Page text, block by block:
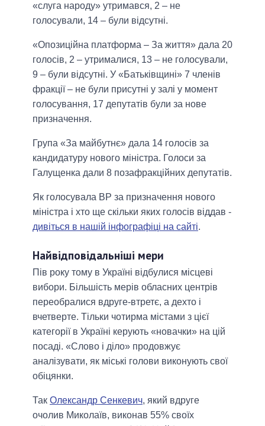
«слуга народу» утримався, 2 – не
голосували, 14 – були відсутні.
«Опозиційна платформа – За життя» дала 20
голосів, 2 – утрималися, 13 – не голосували,
9 – були відсутні. У «Батьківщині» 7 членів
фракції – не були присутні у залі у момент
голосування, 17 депутатів були за нове
призначення.
Група «За майбутнє» дала 14 голосів за
кандидатуру нового міністра. Голоси за
Галущенка дали 8 позафракційних депутатів.
Як голосувала ВР за призначення нового
міністра і хто ще скільки яких голосів віддав -
дивіться в нашій інфографіці на сайті.
Найвідповідальніші мери
Пів року тому в Україні відбулися місцеві
вибори. Більшість мерів обласних центрів
переобралися вдруге-втретє, а дехто і
вчетверте. Тільки чотирма містами з цієї
категорії в Україні керують «новачки» на цій
посаді. «Слово і діло» продовжує
аналізувати, як міські голови виконують свої
обіцянки.
Так Олександр Сенкевич, який вдруге
очолив Миколаїв, виконав 55% своїх